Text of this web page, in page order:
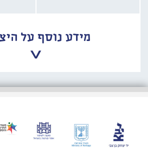
מידע נוסף על